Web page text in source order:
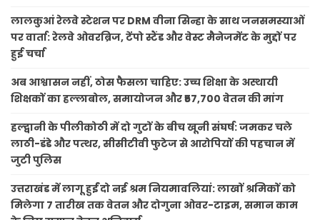
लालकुआं रेलवे स्टेशन पर DRM वीना सिन्हा के साथ जनसमस्याओं
पर वार्ता: रेलवे ओवरब्रिज, टेंपो स्टैंड और वेस्ट मैनेजमेंट के मुद्दों पर
हुई चर्चा
अब आश्वासन नहीं, ठोस फैसला चाहिए: उच्च शिक्षा के अस्थायी
शिक्षकों का हल्लाबोल, समायोजन और ₹57,700 वेतन की मांग
हल्द्वानी के पीलीकोठी में दो गुटों के बीच खूनी संघर्ष: जमकर चले
लाठी-डंडे और पत्थर, सीसीटीवी फुटेज से आरोपियों की पहचान में
जुटी पुलिस
उत्तराखंड में लागू हुईं दो नई श्रम नियमावलियां: लाखों श्रमिकों को
मिलेगा 7 तारीख तक वेतन और दोगुना ओवर-टाइम, समान काम